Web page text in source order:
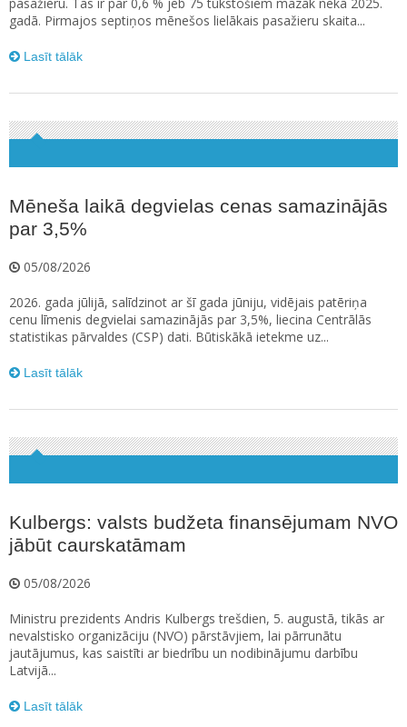
gadā. Pirmajos septiņos mēnešos lielākais pasažieru skaita...
Lasīt tālāk
Mēneša laikā degvielas cenas samazinājās
par 3,5%
05/08/2026
2026. gada jūlijā, salīdzinot ar šī gada jūniju, vidējais patēriņa
cenu līmenis degvielai samazinājās par 3,5%, liecina Centrālās
statistikas pārvaldes (CSP) dati. Būtiskākā ietekme uz...
Lasīt tālāk
Kulbergs: valsts budžeta finansējumam NVO
jābūt caurskatāmam
05/08/2026
Ministru prezidents Andris Kulbergs trešdien, 5. augustā, tikās ar
nevalstisko organizāciju (NVO) pārstāvjiem, lai pārrunātu
jautājumus, kas saistīti ar biedrību un nodibinājumu darbību
Latvijā...
Lasīt tālāk